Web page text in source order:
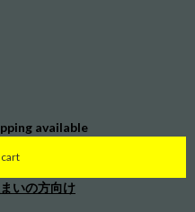
available
いの方向け